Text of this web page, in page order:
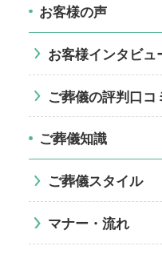
お客様の声
お客様インタビュ
ご葬儀の評判口コ
ご葬儀知識
ご葬儀スタイル
マナー・流れ